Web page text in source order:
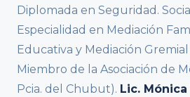
Diplomada en Seguridad.
Especialidad en Mediación
Educativa y Mediación Gremial
Miembro de la Asociación de
Pcia. del Chubut). Lic.